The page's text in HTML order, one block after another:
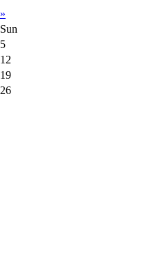
»
Sun
5
12
19
26